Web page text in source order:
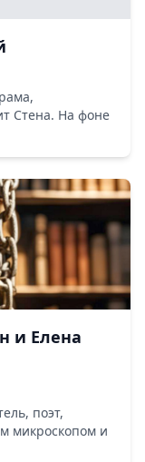
Стена. На фоне
и Елена
поэт,
микроскопом и